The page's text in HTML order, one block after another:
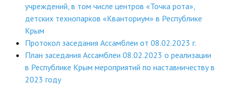
Организация УВП
ГИА
Карта ГИА РК
Советуем прочитать
учреждений, в том числе центров «Точка рота»,
детских технопарков «Кванториум» в Республике
Крым
Протокол заседания Ассамблеи от 08.02.2023 г.
План заседания Ассамблеи 08.02.2023 о реализации
в Республике Крым мероприятий по наставничеству в
2023 году